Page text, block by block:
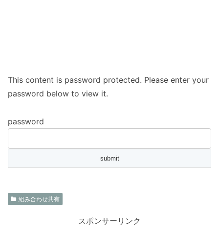
This content is password protected. Please enter your
password below to view it.
password
組み合わせ共有
スポンサーリンク